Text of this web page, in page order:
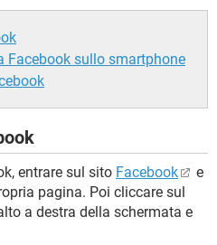
Facebook sullo smartphone
entrare sul sito Facebook
e
pagina. Poi cliccare sul
a destra della schermata e